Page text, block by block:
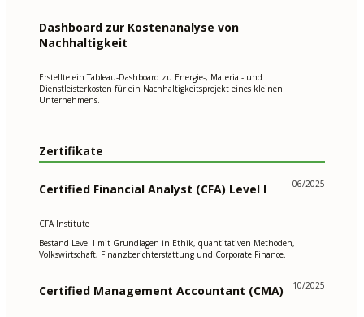
Dashboard zur Kostenanalyse von
Nachhaltigkeit
Erstellte ein Tableau-Dashboard zu Energie-, Material- und
Dienstleisterkosten für ein Nachhaltigkeitsprojekt eines kleinen
Unternehmens.
Zertifikate
Certified Financial Analyst (CFA) Level I 06/2025
CFA Institute
Bestand Level I mit Grundlagen in Ethik, quantitativen Methoden,
Volkswirtschaft, Finanzberichterstattung und Corporate Finance.
Certified Management Accountant (CMA) 10/2025